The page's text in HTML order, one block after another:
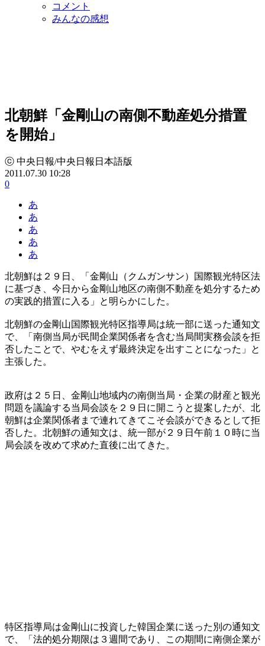
コメント
みんなの感想
北朝鮮「金剛山の南側不動産処分措置
を開始」
ⓒ 中央日報/中央日報日本語版
2011.07.30 10:28
0
あ
あ
あ
あ
あ
北朝鮮は２９日、「金剛山（クムガンサン）国際観光特区法
に基づき、今日から金剛山地区の南側不動産を処分するため
の実践的措置に入る」と明らかにした。
北朝鮮の金剛山国際観光特区指導局は統一部に送った通知文
で、「南側当局が民間企業関係者を含む当局間実務会談を拒
否したことで、やむをえず最終決定を出すことになった」と
主張した。
政府は２５日、金剛山地域内の南側当局・企業の財産と観光
問題を議論する当局会談を２９日に開こうと提案したが、北
朝鮮は企業関係者まで連れてきてこそ会談ができるとして拒
否した。北朝鮮の通知文は、統一部が２９日午前１０時に当
局会談を改めて求めた直後に出てきた。
特区指導局は金剛山に投資した韓国企業に送った別の通知文
で、「法的処分期限は３週間であり、この期間に南側企業が